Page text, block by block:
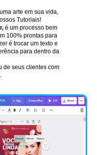
arte em sua vida,
Tutoriais!
é um processo bem
100% prontas para
é trocar um texto e
para dentro da
de seus clientes com